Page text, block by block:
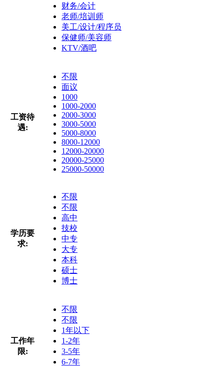
财务/会计
老师/培训师
美工/设计/程序员
保健师/美容师
KTV/酒吧
工资待
遇:
不限
面议
1000
1000-2000
2000-3000
3000-5000
5000-8000
8000-12000
12000-20000
20000-25000
25000-50000
学历要
求:
不限
不限
高中
技校
中专
大专
本科
硕士
博士
工作年
限:
不限
不限
1年以下
1-2年
3-5年
6-7年